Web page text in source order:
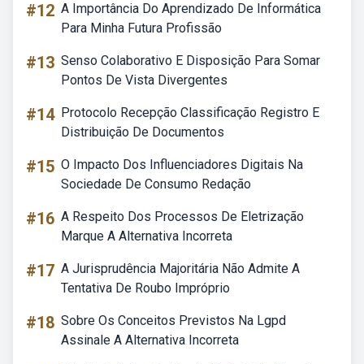
#12 A Importância Do Aprendizado De Informática
Para Minha Futura Profissão
#13 Senso Colaborativo E Disposição Para Somar
Pontos De Vista Divergentes
#14 Protocolo Recepção Classificação Registro E
Distribuição De Documentos
#15 O Impacto Dos Influenciadores Digitais Na
Sociedade De Consumo Redação
#16 A Respeito Dos Processos De Eletrização
Marque A Alternativa Incorreta
#17 A Jurisprudência Majoritária Não Admite A
Tentativa De Roubo Impróprio
#18 Sobre Os Conceitos Previstos Na Lgpd
Assinale A Alternativa Incorreta